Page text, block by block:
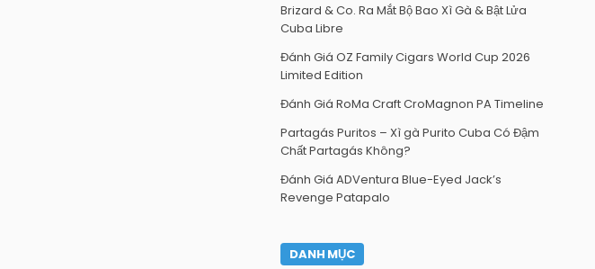
Brizard & Co. Ra Mắt Bộ Bao Xì Gà & Bật Lửa
Cuba Libre
Đánh Giá OZ Family Cigars World Cup 2026
Limited Edition
Đánh Giá RoMa Craft CroMagnon PA Timeline
Partagás Puritos – Xì gà Purito Cuba Có Đậm
Chất Partagás Không?
Đánh Giá ADVentura Blue-Eyed Jack’s
Revenge Patapalo
DANH MỤC